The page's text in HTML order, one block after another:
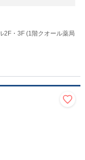
2F・3F (1階クオール薬局